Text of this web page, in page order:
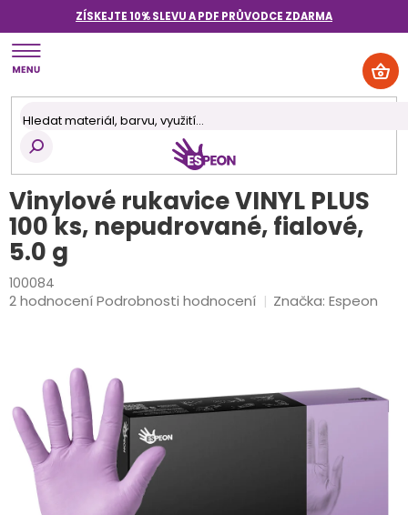
obsah
ZÍSKEJTE 10% SLEVU A PDF PRŮVODCE ZDARMA
Vinylové rukavice VINYL PLUS
100 ks, nepudrované, fialové,
5.0 g
100084
Průměrné
5
hvězdiček.
2 hodnoceníPodrobnosti hodnocení Značka:Espeon